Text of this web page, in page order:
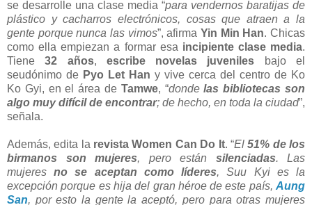
se desarrolle una clase media “para vendernos baratijas de
plástico y cacharros electrónicos, cosas que atraen a la
gente porque nunca las vimos”, afirmaYin Min Han. Chicas
como ella empiezan a formar esa incipiente clase media.
Tiene32 años, escribe novelas juveniles bajo el
seudónimo de Pyo Let Han y vive cerca del centro de Ko
Ko Gyi, en el área de Tamwe, “dondelas bibliotecas son
algo muy difícil de encontrar; de hecho, en toda la ciudad”,
señala.
Además, edita la revista Women Can Do It. “El51% de los
birmanos son mujeres, pero están silenciadas. Las
mujeresno se aceptan como líderes, Suu Kyi es la
excepción porque es hija del gran héroe de este país, Aung
San, por esto la gente la aceptó, pero para otras mujeres